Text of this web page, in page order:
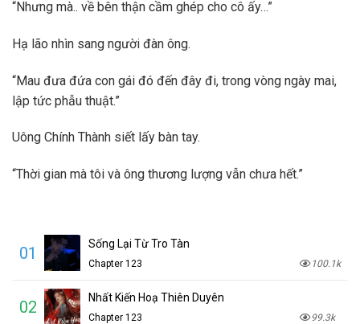
“Nhưng mà.. về bên thận cầm ghép cho cô ấy…”
Hạ lão nhìn sang người đàn ông.
“Mau đưa đứa con gái đó đến đây đi, trong vòng ngày mai,
lập tức phẫu thuật.”
Uông Chính Thành siết lấy bàn tay.
“Thời gian mà tôi và ông thương lượng vẫn chưa hết.”
01 Sống Lại Từ Tro Tàn
Chapter 123 100.1k
02 Nhất Kiến Hoạ Thiên Duyên
Chapter 123 99.3k